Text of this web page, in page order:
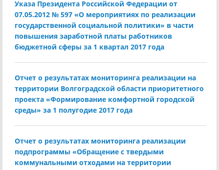
Указа Президента Российской Федерации от
07.05.2012 № 597 «О мероприятиях по реализации
государственной социальной политики» в части
повышения заработной платы работников
бюджетной сферы за 1 квартал 2017 года
Отчет о результатах мониторинга реализации на
территории Волгоградской области приоритетного
проекта «Формирование комфортной городской
среды» за 1 полугодие 2017 года
Отчет о результатах мониторинга реализации
подпрограммы «Обращение с твердыми
коммунальными отходами на территории